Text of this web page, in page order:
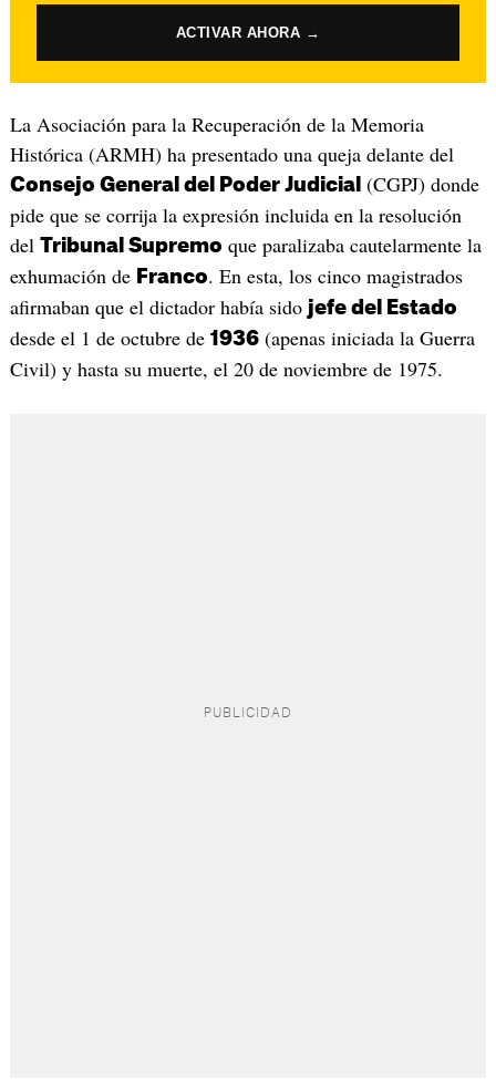
ACTIVAR AHORA →
La Asociación para la Recuperación de la Memoria
Histórica (ARMH) ha presentado una queja delante del
Consejo General del Poder Judicial (CGPJ) donde
pide que se corrija la expresión incluida en la resolución
del Tribunal Supremo que paralizaba cautelarmente la
exhumación de Franco. En esta, los cinco magistrados
afirmaban que el dictador había sido jefe del Estado
desde el 1 de octubre de 1936(apenas iniciada la Guerra
Civil) y hasta su muerte, el 20 de noviembre de 1975.